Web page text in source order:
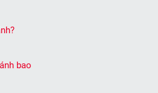
bao